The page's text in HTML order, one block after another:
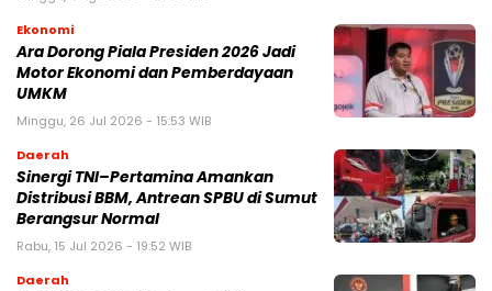
Ekonomi
Ara Dorong Piala Presiden 2026 Jadi
Motor Ekonomi dan Pemberdayaan
UMKM
Minggu, 26 Jul 2026 - 15:53 WIB
Daerah
Sinergi TNI–Pertamina Amankan
Distribusi BBM, Antrean SPBU di Sumut
Berangsur Normal
Rabu, 15 Jul 2026 - 19:52 WIB
Daerah